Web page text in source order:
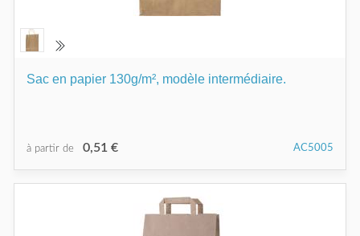
Sac en papier 130g/m², modèle intermédiaire.
à partir de 0,51 € AC5005